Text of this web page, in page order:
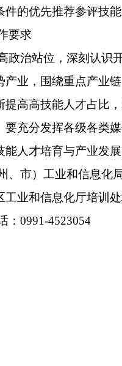
件的优先推荐参评技
要求
政治站位，深刻认识
产业，围绕重点产业
提高高技能人才占比
要充分发挥各级各类
能人才培育与产业发
、市）工业和信息化
工业和信息化厅培训
： 0991-4523054